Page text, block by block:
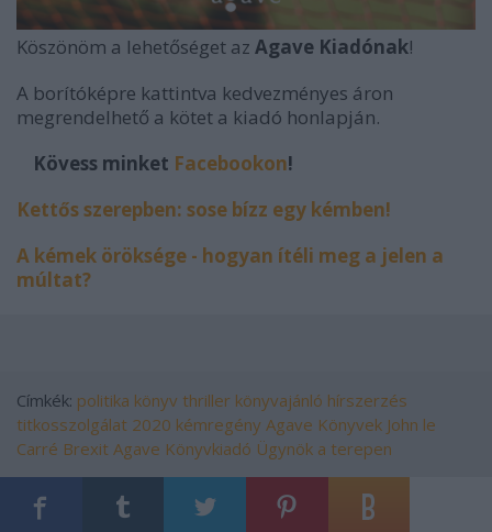
Köszönöm a lehetőséget az Agave Kiadónak!
A borítóképre kattintva kedvezményes áron
megrendelhető a kötet a kiadó honlapján.
Kövess minket Facebookon!
Kettős szerepben: sose bízz egy kémben!
A kémek öröksége - hogyan ítéli meg a jelen a
múltat?
Címkék: politika könyv thriller könyvajánló hírszerzés
titkosszolgálat 2020 kémregény Agave Könyvek John le
Carré Brexit Agave Könyvkiadó Ügynök a terepen